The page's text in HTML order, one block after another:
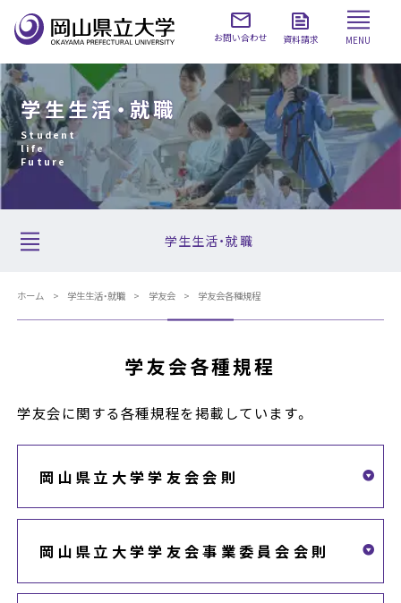
お問い合わせ 資料請求 MENU
学生生活・就職
Student
life
Future
学生生活・就職
ホーム 学生生活・就職 学友会 学友会各種規程
学友会各種規程
学友会に関する各種規程を掲載しています。
岡山県立大学学友会会則
岡山県立大学学友会事業委員会会則